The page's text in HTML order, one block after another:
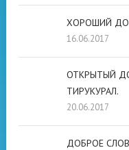
ХОРОШИЙ
16.06.2017
ОТКРЫТЫЙ
ТИРУКУРАЛ.
20.06.2017
ДОБРОЕ